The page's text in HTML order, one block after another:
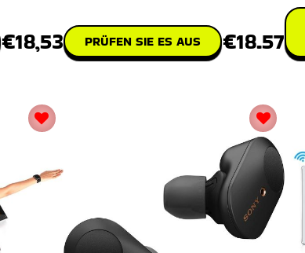
€18,53 PRÜFEN SIE ES AUS €18.57